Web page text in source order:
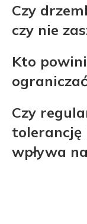
Czy
czy nie
Kto
Czy
tolerancję
wpływa